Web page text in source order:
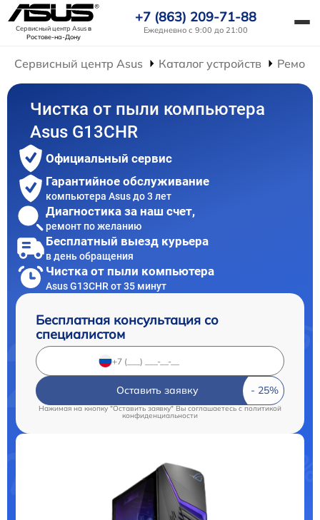
Сервисный центр Asusв
Ростове-на-Дону
+7 (863) 209-71-88
Ежедневно с 9:00 до 21:00
Сервисный центр Asus Каталог устройств
Чистка от пыли компьютера
Asus G13CHR
Официальный сервис
Гарантийное обслуживание
компьютера Asus до 3 лет
Диагностика за наш счет,
ремонт по желанию
Бесплатный выезд курьера
в день обращения
Чистка от пыли компьютера
Asus G13CHR от 35 минут
Бесплатная консультация со
специалистом
Оставить заявку
Нажимая на кнопку "Оставить заявку" Вы соглашаетесь c политикой
конфиденциальности